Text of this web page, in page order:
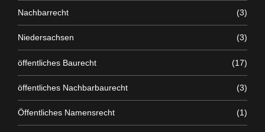
Nachbarrecht (3)
Niedersachsen (3)
öffentliches Baurecht (17)
öffentliches Nachbarbaurecht (3)
Öffentliches Namensrecht (1)